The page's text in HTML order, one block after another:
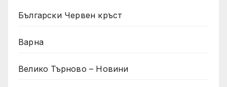
Български Червен кръст
Варна
Велико Търново – Новини